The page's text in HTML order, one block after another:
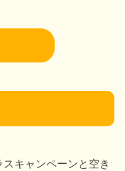
スキャンペーンと空き